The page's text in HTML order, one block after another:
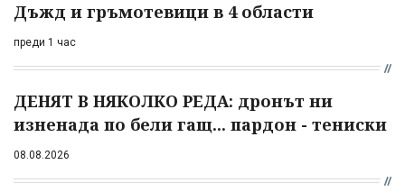
Дъжд и гръмотевици в 4 области
преди 1 час
ДЕНЯТ В НЯКОЛКО РЕДА: дронът ни
изненада по бели гащ... пардон - тениски
08.08.2026